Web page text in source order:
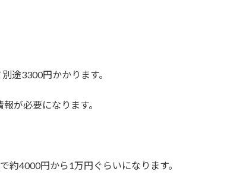
途3300円かかります。
が必要になります。
4000円から1万円ぐらいになります。